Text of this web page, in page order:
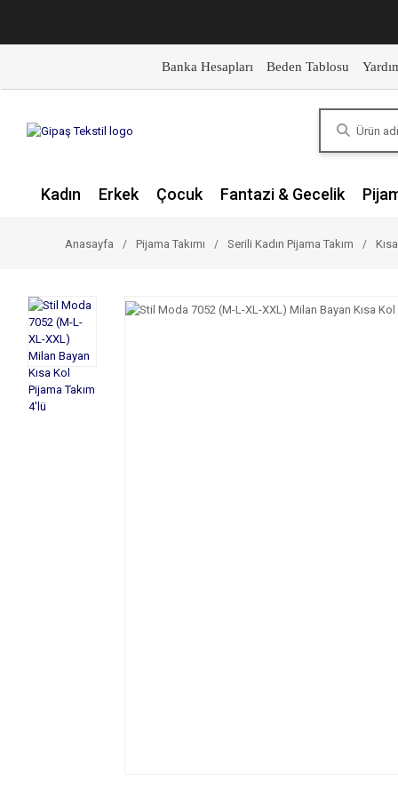
Banka Hesapları Beden Tablosu
Kadın Erkek Çocuk Fantazi & Gecelik
Anasayfa Pijama Takımı Serili Kadın Pijama Takım